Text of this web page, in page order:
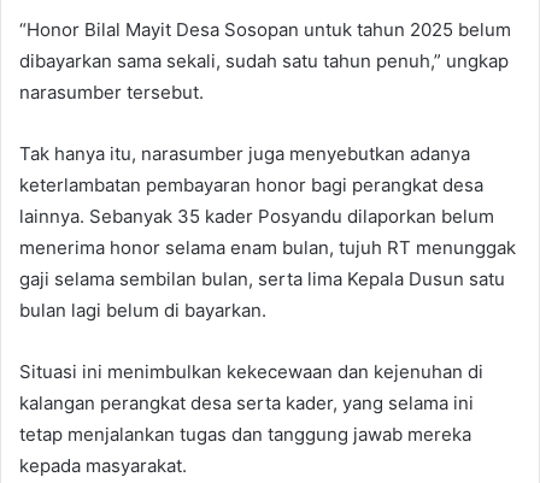
“Honor Bilal Mayit Desa Sosopan untuk tahun 2025 belum
dibayarkan sama sekali, sudah satu tahun penuh,” ungkap
narasumber tersebut.
Tak hanya itu, narasumber juga menyebutkan adanya
keterlambatan pembayaran honor bagi perangkat desa
lainnya. Sebanyak 35 kader Posyandu dilaporkan belum
menerima honor selama enam bulan, tujuh RT menunggak
gaji selama sembilan bulan, serta lima Kepala Dusun satu
bulan lagi belum di bayarkan.
Situasi ini menimbulkan kekecewaan dan kejenuhan di
kalangan perangkat desa serta kader, yang selama ini
tetap menjalankan tugas dan tanggung jawab mereka
kepada masyarakat.